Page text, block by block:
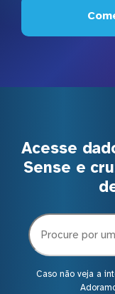
Acesse
Sense e
Caso não veja a